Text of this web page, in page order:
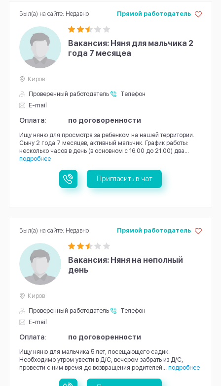
Вакансия: Няня для мальчика 2
года 7 месяцеа
Проверенный работодатель
Телефон
E-mail
Прямой работодатель
Киров
Оплата: по договоренности
Ищу няню для просмотра за ребенком на нашей территории.
Сыну 2 года 7 месяцев, активный мальчик. График работы:
несколько часов в день (в основном с 16.00 до 21.00) два...
подробнее
Был(а) на сайте: Недавно
Пригласить в чат
Вакансия: Няня на неполный
день
Проверенный работодатель
Телефон
E-mail
Прямой работодатель
Киров
Оплата: по договоренности
Ищу няню для мальчика 5 лет, посещающего садик.
Необходимо утром увести в Д/С, вечером забрать из Д/С,
провести с ним время до возвращения родителей...
подробнее
Был(а) на сайте: Недавно